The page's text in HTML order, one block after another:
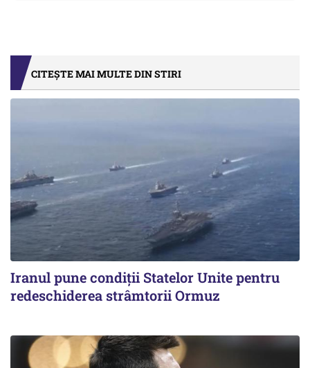
CITEȘTE MAI MULTE DIN STIRI
Iranul pune condiții Statelor Unite pentru
redeschiderea strâmtorii Ormuz